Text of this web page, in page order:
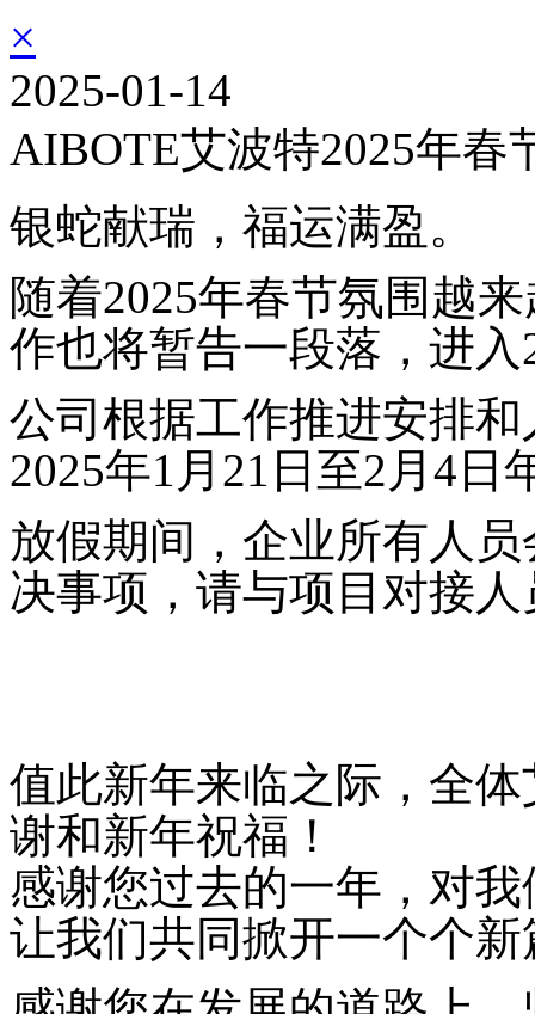
×
2025-01-14
AIBOTE艾波特2025年春
银蛇献瑞，福运满盈。
随着2025年春节氛围越
作也将暂告一段落，进
公司 根据工作推进安排
2025年1月21日至2月4日
放假期间，企业所有人
决事项，请与项目对接
值此新年来临之际，全
谢和新年祝福！
感谢您过去的一年，对
让我们共同掀开一个个新